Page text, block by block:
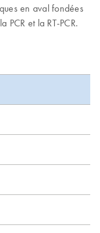
en aval fondées
PCR et la RT-PCR.